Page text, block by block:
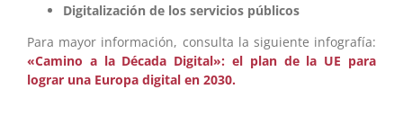
Digitalización de los servicios públicos
Para mayor información, consulta la siguiente infografía:
«Camino a la Década Digital»: el plan de la UE para
lograr una Europa digital en 2030.